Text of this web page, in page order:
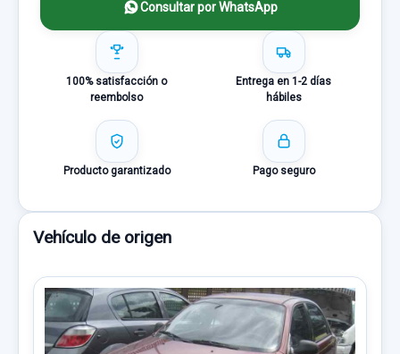
Consultar por WhatsApp
100% satisfacción o
reembolso
Entrega en 1-2 días
hábiles
Producto garantizado Pago seguro
Vehículo de origen